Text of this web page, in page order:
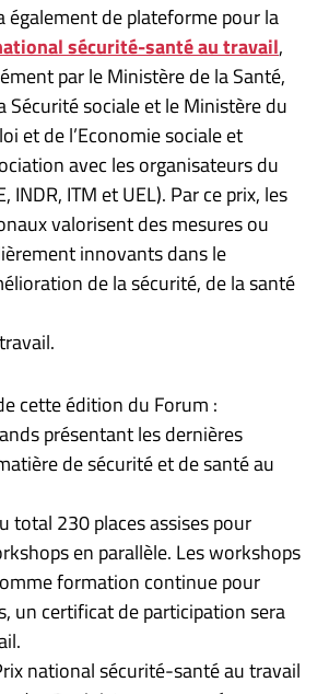
également de plateforme pour la
sécurité-santé au travail,
par le Ministère de la Santé,
Sécurité sociale et le Ministère du
et de l’Economie sociale et
avec les organisateurs du
INDR, ITM et UEL). Par ce prix, les
valorisent des mesures ou
innovants dans le
de la sécurité, de la santé
cette édition du Forum :
présentant les dernières
de sécurité et de santé au
total 230 places assises pour
en parallèle. Les workshops
formation continue pour
un certificat de participation sera
national sécurité-santé au travail